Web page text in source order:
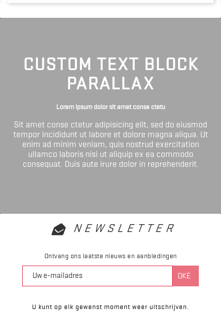
CUSTOM TEXT BLOCK
PARALLAX
Lorem ipsum dolor sit amet conse ctetu
Sit amet conse ctetur adipisicing elit, sed do eiusmod
tempor incididunt ut labore et dolore magna aliqua. Ut
enim ad minim veniam, quis nostrud exercitation
ullamco laboris nisi ut aliquip ex ea commodo
consequat. Duis aute irure dolor in reprehenderit.
NEWSLETTER
Ontvang ons laatste nieuws en aanbiedingen
U kunt op elk gewenst moment weer uitschrijven.